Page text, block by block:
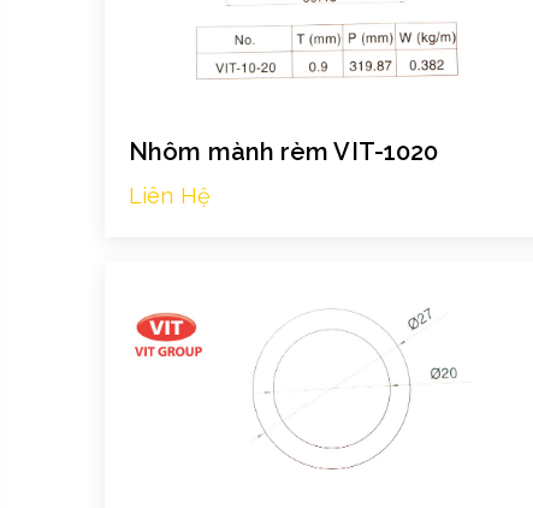
Nhôm mành rèm VIT-1020
Liên Hệ